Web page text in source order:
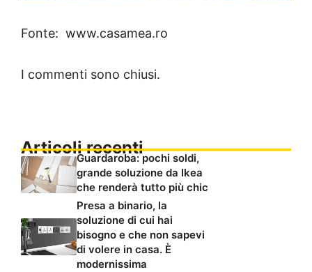
Fonte: www.casamea.ro
I commenti sono chiusi.
Articoli recenti
Guardaroba: pochi soldi,
grande soluzione da Ikea
che renderà tutto più chic
Presa a binario, la
soluzione di cui hai
bisogno e che non sapevi
di volere in casa. È
modernissima